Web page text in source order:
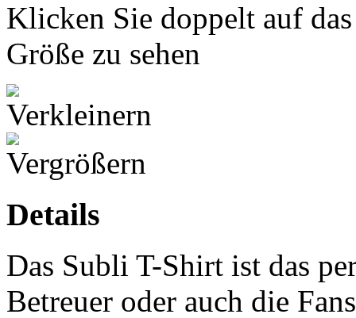
Klicken Sie doppelt auf
Größe zu sehen
Details
Das Subli T-Shirt ist das
Betreuer oder auch die